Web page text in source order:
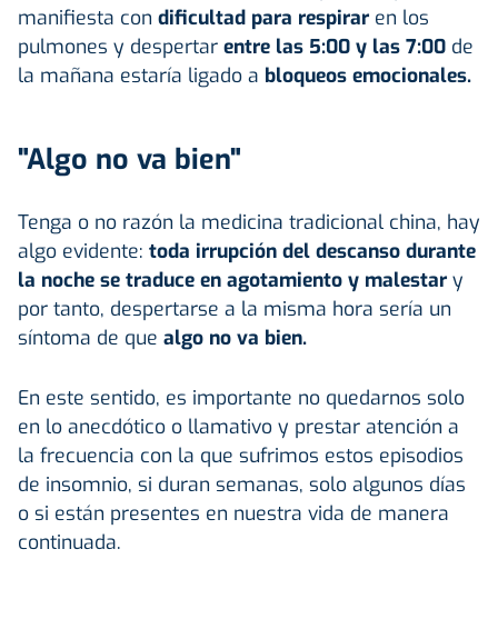
manifiesta con dificultad para respirar en los
pulmones y despertar entre las 5:00 y las 7:00 de
la mañana estaría ligado a bloqueos emocionales.
"Algo no va bien"
Tenga o no razón la medicina tradicional china, hay
algo evidente: toda irrupción del descanso durante
la noche se traduce en agotamiento y malestar y
por tanto, despertarse a la misma hora sería un
síntoma de que algo no va bien.
En este sentido, es importante no quedarnos solo
en lo anecdótico o llamativo y prestar atención a
la frecuencia con la que sufrimos estos episodios
de insomnio, si duran semanas, solo algunos días
o si están presentes en nuestra vida de manera
continuada.